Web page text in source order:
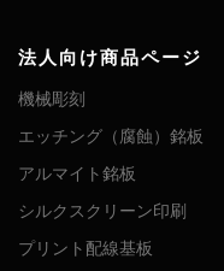
法人向け商品ページ
機械彫刻
エッチング（腐蝕）銘板
アルマイト銘板
シルクスクリーン印刷
プリント配線基板